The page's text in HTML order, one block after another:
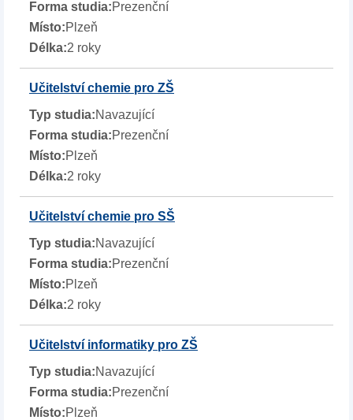
Prezenční
Plzeň
2 roky
Učitelství chemie pro ZŠ
Navazující
Prezenční
Plzeň
2 roky
Učitelství chemie pro SŠ
Navazující
Prezenční
Plzeň
2 roky
Učitelství informatiky pro ZŠ
Navazující
Prezenční
Plzeň